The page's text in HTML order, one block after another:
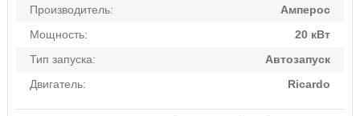
Производитель:
Амперос
Мощность:
20 кВт
Тип запуска:
Автозапуск
Двигатель:
Ricardo